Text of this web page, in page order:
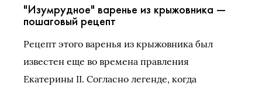
"Изумрудное" варенье из крыжовника —
пошаговый рецепт
Рецепт этого варенья из крыжовника был
известен еще во времена правления
Екатерины II. Согласно легенде, когда